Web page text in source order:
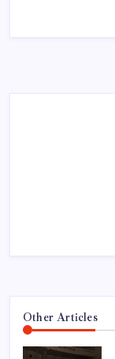
Other Articles